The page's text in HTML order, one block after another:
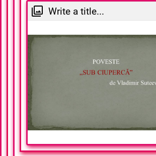
Write a title...